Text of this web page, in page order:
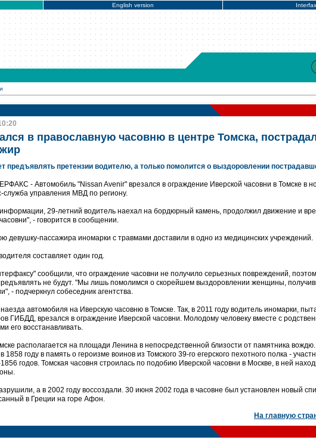
English version
в православную часовню в центре Томска,
предъявлять претензии водителю, а только помолится о выздоровлении
- Автомобиль "Nissan Avenir" врезался в ограждение Иверской часовни в Томске в
служба управления МВД по региону.
29-летний водитель наехал на бордюрный камень, продолжил движение и
- говорится в сообщении.
девушку-пассажира иномарки с травмами доставили в одно из медицинских учреждений.
составляет один год.
сообщили, что ограждение часовни не получило серьезных повреждений,
не будут. "Мы лишь помолимся о скорейшем выздоровлении женщины,
- подчеркнул собеседник агентства.
автомобиля на Иверскую часовню в Томске. Так, в 2011 году водитель иномарки,
ГИБДД, врезался в ограждение Иверской часовни. Молодому человеку вместе с
его восстанавливать.
располагается на площади Ленина в непосредственной близости от памятника
1858 году в память о героизме воинов из Томского 39-го егерского пехотного полка -
годов. Томская часовня строилась по подобию Иверской часовни в Москве, в ней
а в 2002 году воссоздали. 30 июня 2002 года в часовне был установлен новый
в Греции на горе Афон.
На главную